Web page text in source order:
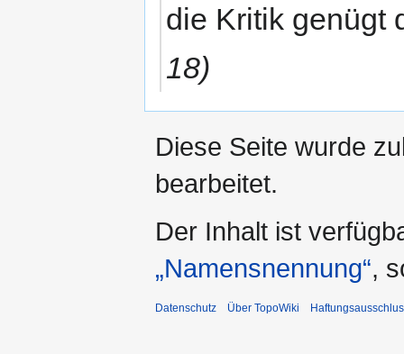
die Kritik genügt
18)
Diese Seite wurde
bearbeitet.
Der Inhalt ist
„Namensnennung“,
Datenschutz Über TopoWiki